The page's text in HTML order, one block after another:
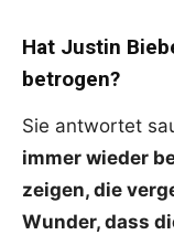
Hat Justin
betrogen?
Sie antwortet
immer wieder
zeigen, die
Wunder, dass